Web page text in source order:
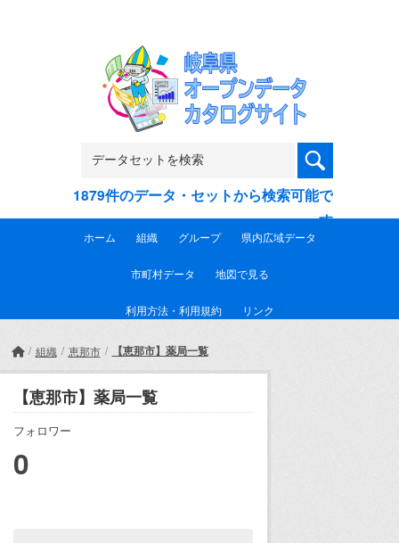
1879件のデータ・セットから検索可能で
す
ホーム 組織 グループ 県内広域データ
市町村データ 地図で見る
利用方法・利用規約 リンク
組織 恵那市 【恵那市】薬局一覧
【恵那市】薬局一覧
フォロワー
0